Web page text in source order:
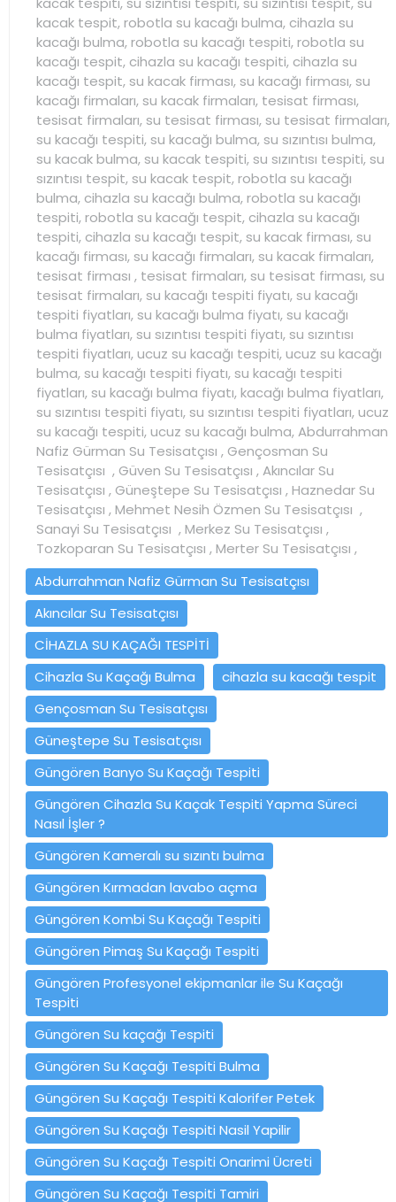
kacak tespit, robotla su kacağı bulma, cihazla su
kacağı bulma, robotla su kacağı tespiti, robotla su
kacağı tespit, cihazla su kacağı tespiti, cihazla su
kacağı tespit, su kacak firması, su kacağı firması, su
kacağı firmaları, su kacak firmaları, tesisat firması,
tesisat firmaları, su tesisat firması, su tesisat firmaları,
su kacağı tespiti, su kacağı bulma, su sızıntısı bulma,
su kacak bulma, su kacak tespiti, su sızıntısı tespiti, su
sızıntısı tespit, su kacak tespit, robotla su kacağı
bulma, cihazla su kacağı bulma, robotla su kacağı
tespiti, robotla su kacağı tespit, cihazla su kacağı
tespiti, cihazla su kacağı tespit, su kacak firması, su
kacağı firması, su kacağı firmaları, su kacak firmaları,
tesisat firması , tesisat firmaları, su tesisat firması, su
tesisat firmaları, su kacağı tespiti fiyatı, su kacağı
tespiti fiyatları, su kacağı bulma fiyatı, su kacağı
bulma fiyatları, su sızıntısı tespiti fiyatı, su sızıntısı
tespiti fiyatları, ucuz su kacağı tespiti, ucuz su kacağı
bulma, su kacağı tespiti fiyatı, su kacağı tespiti
fiyatları, su kacağı bulma fiyatı, kacağı bulma fiyatları,
su sızıntısı tespiti fiyatı, su sızıntısı tespiti fiyatları, ucuz
su kacağı tespiti, ucuz su kacağı bulma, Abdurrahman
Nafiz Gürman Su Tesisatçısı , Gençosman Su
Tesisatçısı , Güven Su Tesisatçısı , Akıncılar Su
Tesisatçısı , Güneştepe Su Tesisatçısı , Haznedar Su
Tesisatçısı , Mehmet Nesih Özmen Su Tesisatçısı ,
Sanayi Su Tesisatçısı , Merkez Su Tesisatçısı ,
Tozkoparan Su Tesisatçısı , Merter Su Tesisatçısı ,
Abdurrahman Nafiz Gürman Su Tesisatçısı
Akıncılar Su Tesisatçısı
CİHAZLA SU KAÇAĞI TESPİTİ
Cihazla Su Kaçağı Bulma
cihazla su kacağı tespit
Gençosman Su Tesisatçısı
Güneştepe Su Tesisatçısı
Güngören Banyo Su Kaçağı Tespiti
Güngören Cihazla Su Kaçak Tespiti Yapma Süreci
Nasıl İşler ?
Güngören Kameralı su sızıntı bulma
Güngören Kırmadan lavabo açma
Güngören Kombi Su Kaçağı Tespiti
Güngören Pimaş Su Kaçağı Tespiti
Güngören Profesyonel ekipmanlar ile Su Kaçağı
Tespiti
Güngören Su kaçağı Tespiti
Güngören Su Kaçağı Tespiti Bulma
Güngören Su Kaçağı Tespiti Kalorifer Petek
Güngören Su Kaçağı Tespiti Nasil Yapilir
Güngören Su Kaçağı Tespiti Onarimi Ücreti
Güngören Su Kaçağı Tespiti Tamiri